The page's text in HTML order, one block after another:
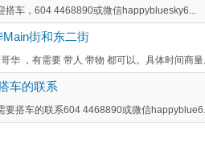
车，604 4468890或微信happybluesky6...
街和东二街
华 ，有需要 带人 带物 都可以。具体时间商量
车的联系
要搭车的联系604 4468890或微信happyblue6...